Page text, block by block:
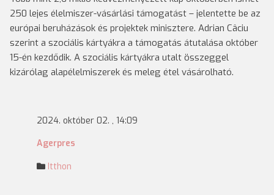
250 lejes élelmiszer-vásárlási támogatást – jelentette be az
európai beruházások és projektek minisztere. Adrian Câciu
szerint a szociális kártyákra a támogatás átutalása október
15-én kezdődik. A szociális kártyákra utalt összeggel
kizárólag alapélelmiszerek és meleg étel vásárolható.
2024. október 02. , 14:09
Agerpres
Itthon